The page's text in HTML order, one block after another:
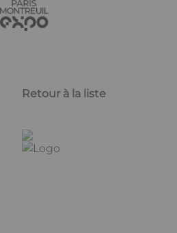
Aller au contenu principal
Retour à la liste
Panneau de gestion des cookies